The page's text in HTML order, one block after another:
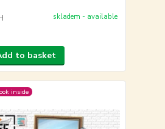
skladem - available
to basket
inside